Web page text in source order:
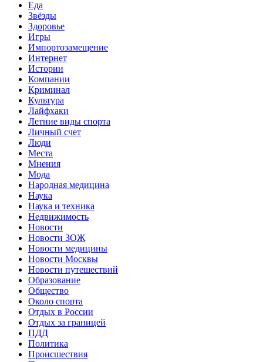
Еда
Звёзды
Здоровье
Игры
Импортозамещение
Интернет
Истории
Компании
Криминал
Культура
Лайфхаки
Летние виды спорта
Личный счет
Люди
Места
Мнения
Мода
Народная медицина
Наука
Наука и техника
Недвижимость
Новости
Новости ЗОЖ
Новости медицины
Новости Москвы
Новости путешествий
Образование
Общество
Около спорта
Отдых в России
Отдых за границей
ПДД
Политика
Происшествия